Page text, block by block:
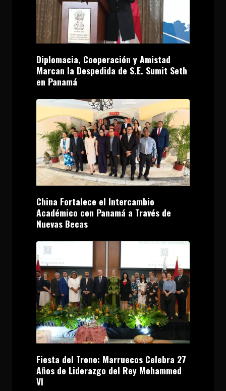
Diplomacia, Cooperación y Amistad
Marcan la Despedida de S.E. Sumit Seth
en Panamá
China Fortalece el Intercambio
Académico con Panamá a Través de
Nuevas Becas
Fiesta del Trono: Marruecos Celebra 27
Años de Liderazgo del Rey Mohammed
VI